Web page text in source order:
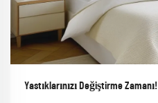
Yastıklarınızı Değiştirme Zamanı!